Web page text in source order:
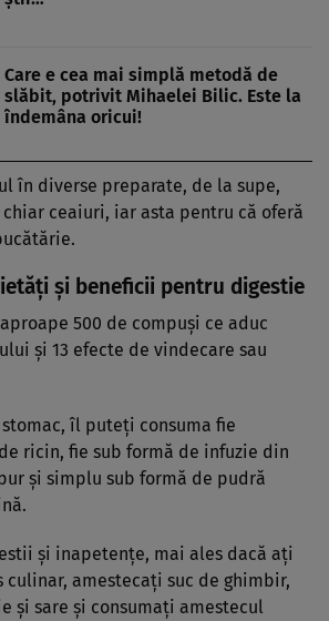
Care e cea mai simplă metodă de
slăbit, potrivit Mihaelei Bilic. Este la
îndemâna oricui!
în diverse preparate, de la supe,
ceaiuri, iar asta pentru că oferă
şi beneficii pentru digestie
500 de compuşi ce aduc
şi 13 efecte de vindecare sau
îl puteţi consuma fie
ricin, fie sub formă de infuzie din
şi simplu sub formă de pudră
şi inapetenţe, mai ales dacă aţi
culinar, amestecaţi suc de ghimbir,
şi sare şi consumaţi amestecul